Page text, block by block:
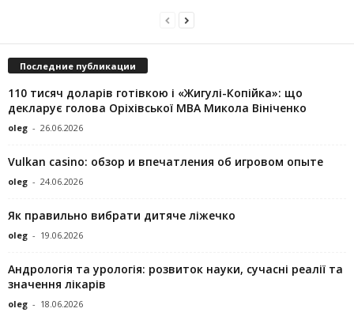
Последние публикации
110 тисяч доларів готівкою і «Жигулі-Копійка»: що
декларує голова Оріхівської МВА Микола Вініченко
oleg - 26.06.2026
Vulkan casino: обзор и впечатления об игровом опыте
oleg - 24.06.2026
Як правильно вибрати дитяче ліжечко
oleg - 19.06.2026
Андрологія та урологія: розвиток науки, сучасні реалії та
значення лікарів
oleg - 18.06.2026